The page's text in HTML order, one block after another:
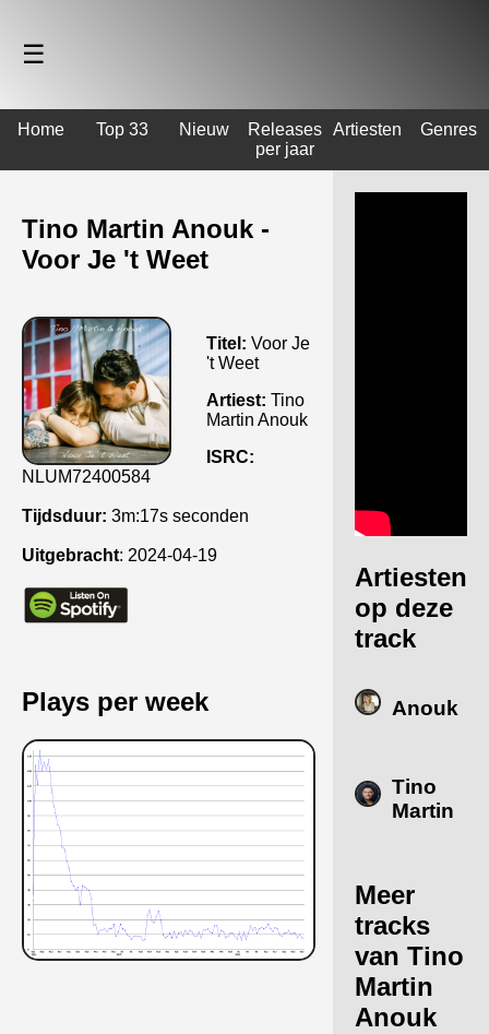
☰
Home Top 33 Nieuw
Releases
per jaar
Artiesten Genres
Tino Martin Anouk -
Voor Je 't Weet
Titel: Voor Je
't Weet
Artiest: Tino
Martin Anouk
ISRC:
NLUM72400584
Tijdsduur: 3m:17s seconden
Uitgebracht: 2024-04-19
Plays per week
Artiesten
op deze
track
Anouk
Tino
Martin
Meer
tracks
van Tino
Martin
Anouk